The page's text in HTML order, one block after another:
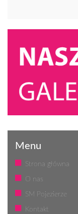
Menu
Strona główna
O nas
SM Pojezierze
Kontakt